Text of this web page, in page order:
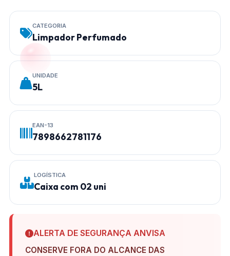
CATEGORIA
Limpador Perfumado
UNIDADE
5L
EAN-13
7898662781176
LOGÍSTICA
Caixa com 02 uni
ALERTA DE SEGURANÇA ANVISA
CONSERVE FORA DO ALCANCE DAS